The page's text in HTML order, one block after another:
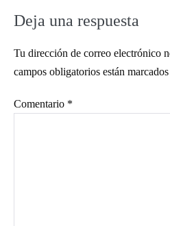
Deja una respuesta
Tu dirección de correo electrónico
campos obligatorios están
Comentario *